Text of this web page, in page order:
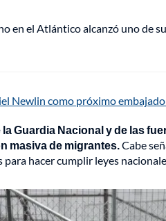
en el Atlántico alcanzó uno de
Newlin como próximo
Guardia Nacional y de las
masiva de migrantes.Cabe
para hacer cumplir leyes